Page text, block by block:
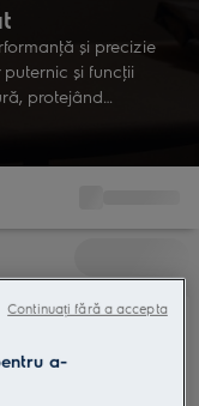
şi precizie
şi funcţii
protejând
a-
Continuați fără a accepta